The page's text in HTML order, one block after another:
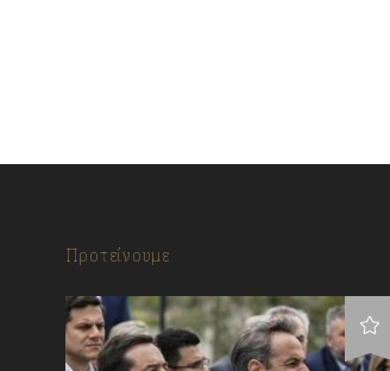
Προτείνουμε